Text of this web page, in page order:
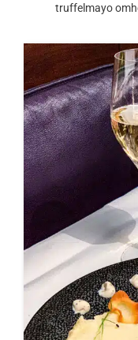
truffelmayo